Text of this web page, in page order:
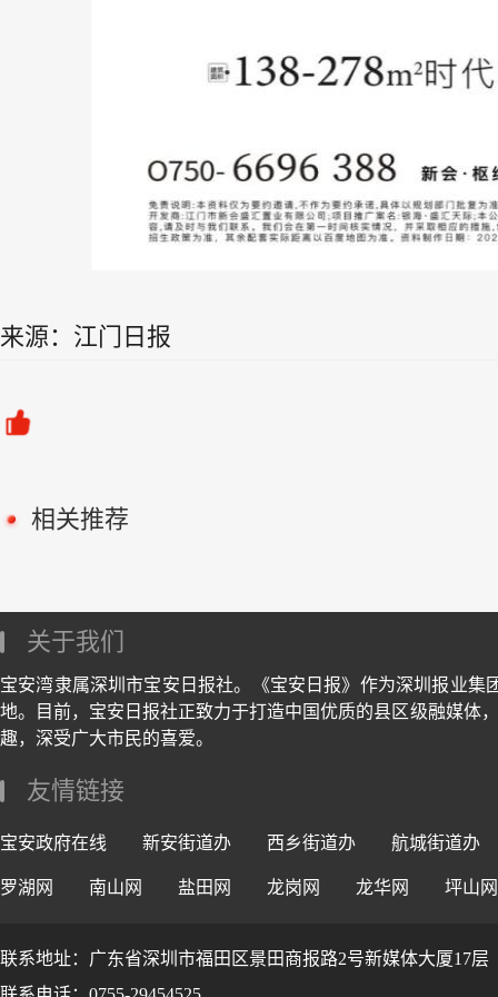
来源：江门日报
相关推荐
关于我们
宝安湾隶属深圳市宝安日报社。《宝安日报》作为深圳报业
地。目前，宝安日报社正致力于打造中国优质的县区级融媒体
趣，深受广大市民的喜爱。
友情链接
宝安政府在线 新安街道办 西乡街道办 航城街道办
罗湖网 南山网 盐田网 龙岗网 龙华网 坪山网
联系地址：广东省深圳市福田区景田商报路2号新媒体大厦17层